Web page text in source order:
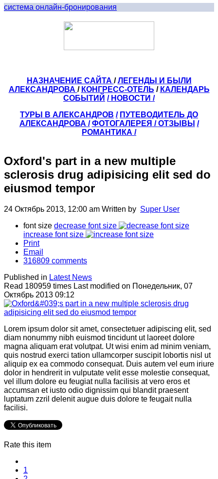
система онлайн-бронирования
НАЗНАЧЕНИЕ САЙТА /ЛЕГЕНДЫ И БЫЛИ
АЛЕКСАНДРОВА / КОНГРЕСС-ОТЕЛЬ / КАЛЕНДАРЬ
СОБЫТИЙ / НОВОСТИ /
ТУРЫ В АЛЕКСАНДРОВ / ПУТЕВОДИТЕЛЬ ДО
АЛЕКСАНДРОВА / ФОТОГАЛЕРЕЯ /ОТЗЫВЫ /
РОМАНТИКА /
Oxford's part in a new multiple
sclerosis drug adipisicing elit sed do
eiusmod tempor
24 Октябрь 2013, 12:00 am Written by Super User
font size decrease font size
increase font size
Print
Email
316809 comments
Published in Latest News
Read 180959 times Last modified on Понедельник, 07
Октябрь 2013 09:12
Lorem ipsum dolor sit amet, consectetuer adipiscing elit, sed
diam nonummy nibh euismod tincidunt ut laoreet dolore
magna aliquam erat volutpat. Ut wisi enim ad minim veniam,
quis nostrud exerci tation ullamcorper suscipit lobortis nisl ut
aliquip ex ea commodo consequat. Duis autem vel eum iriure
dolor in hendrerit in vulputate velit esse molestie consequat,
vel illum dolore eu feugiat nulla facilisis at vero eros et
accumsan et iusto odio dignissim qui blandit praesent
luptatum zzril delenit augue duis dolore te feugait nulla
facilisi.
Rate this item
1